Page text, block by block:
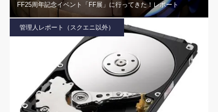
FF25周年記念イベント「FF展」に行ってきた！レポート
管理人レポート（スクエニ以外）